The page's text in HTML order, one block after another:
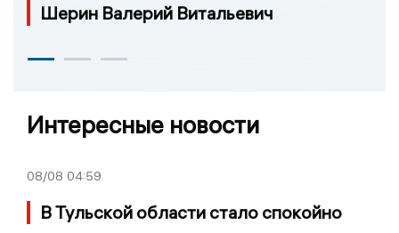
Шерин Валерий Витальевич
Интересные новости
08/08 04:59
В Тульской области стало спокойно